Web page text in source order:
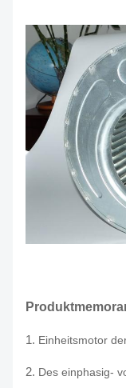
1. Einheitsmotor
2. Des einphasig-